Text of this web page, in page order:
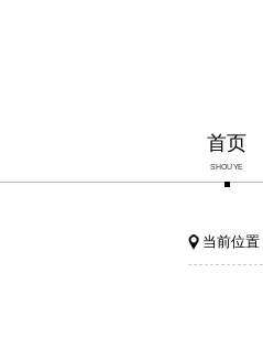
首页
SHOUYE
当前位置